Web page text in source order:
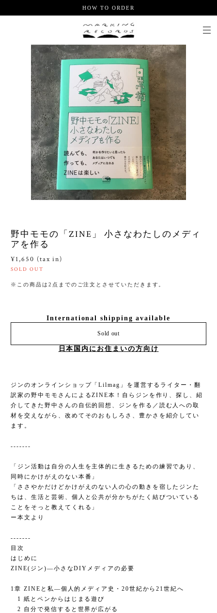
HOW TO ORDER
野中モモの「ZINE」 小さなわたしのメディ
アを作る
¥1,650 (tax in)
SOLD OUT
※この商品は2点までのご注文とさせていただきます。
International shipping available
Sold out
日本国内にお住まいの方向け
ジンのオンラインショップ「Lilmag」を運営するライター・翻
訳家の野中モモさんによるZINE本！自らジンを作り、探し、紹
介してきた野中さんの自伝的回想、ジンを作る／読む人への取
材を交えながら、改めてそのおもしろさ、豊かさを紹介してい
ます。
-------
「ジン活動は自分の人生を主体的に生きるための練習であり、
同時にかけがえのない本番」
「ささやかだけどかけがえのない人の心の動きを宿したジンた
ちは、生活と芸術、個人と公共が分かちがたく結びついている
ことをそっと教えてくれる」
ー本文より
-------
目次
はじめに
ZINE(ジン)―小さなDIYメディアの必要
1章 ZINEと私―個人的メディア史・20世紀から21世紀へ
1 紙とペンからはじまる遊び
2 自分で発信すると世界が広がる